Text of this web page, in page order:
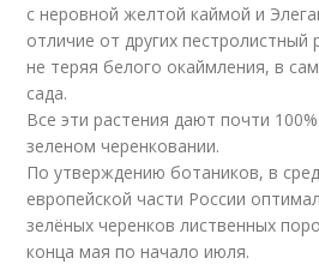
с неровной желтой каймой и
отличие от других пестролистный
не теряя белого окаймления, в
сада.
Все эти растения дают почти
зеленом черенковании.
По утверждению ботаников, в
европейской части России
зелёных черенков лиственных
конца мая по начало июля.